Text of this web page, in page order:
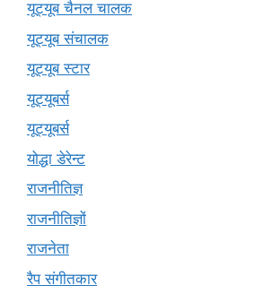
यूट्यूब चैनल चालक
यूट्यूब संचालक
यूट्यूब स्टार
यूट्‍यूबर्स
यूट्यूबर्स
योद्धा डेरेन्ट
राजनीतिज्ञ
राजनीतिज्ञों
राजनेता
रैप संगीतकार